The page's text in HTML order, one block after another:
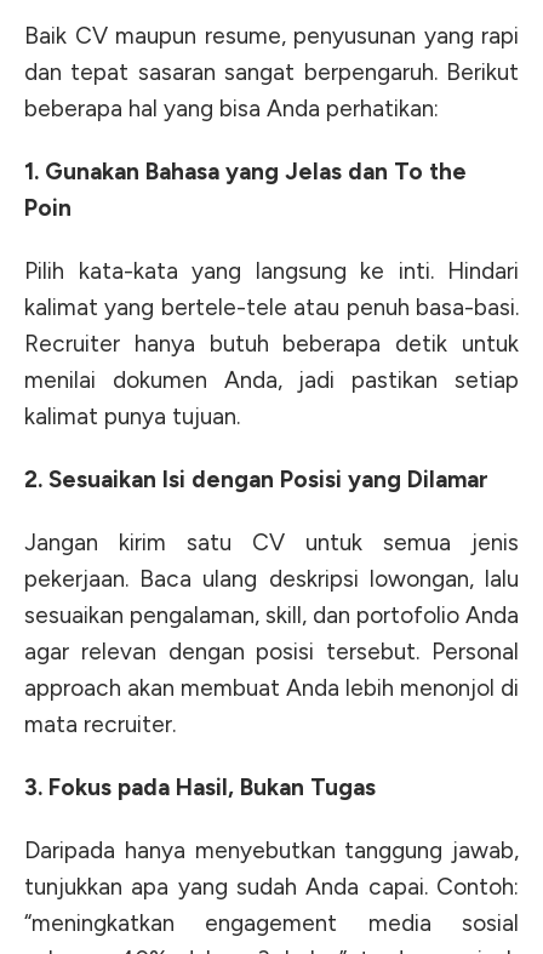
Baik CV maupun resume, penyusunan yang rapi
dan tepat sasaran sangat berpengaruh. Berikut
beberapa hal yang bisa Anda perhatikan:
1. Gunakan Bahasa yang Jelas dan To the
Poin
Pilih kata-kata yang langsung ke inti. Hindari
kalimat yang bertele-tele atau penuh basa-basi.
Recruiter hanya butuh beberapa detik untuk
menilai dokumen Anda, jadi pastikan setiap
kalimat punya tujuan.
2. Sesuaikan Isi dengan Posisi yang Dilamar
Jangan kirim satu CV untuk semua jenis
pekerjaan. Baca ulang deskripsi lowongan, lalu
sesuaikan pengalaman, skill, dan portofolio Anda
agar relevan dengan posisi tersebut. Personal
approach akan membuat Anda lebih menonjol di
mata recruiter.
3. Fokus pada Hasil, Bukan Tugas
Daripada hanya menyebutkan tanggung jawab,
tunjukkan apa yang sudah Anda capai. Contoh:
“meningkatkan engagement media sosial